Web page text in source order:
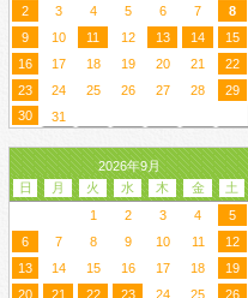
2
3 4 5 6 7
8
9
10 11 12 13 14
15
16
17 18 19 20 21
22
23
24 25 26 27 28
29
30
31
2026年9月
日
月 火 水 木 金
土
1
2 3 4
5
6
7 8 9 10 11
12
13
14 15 16 17 18
19
20
21 22 23 24 25
26